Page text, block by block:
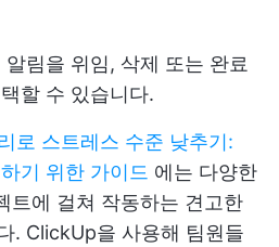
림을 위임, 삭제 또는 완료
할 수 있습니다.
로 스트레스 수준 낮추기:
기 위한 가이드 에는 다양한
트에 걸쳐 작동하는 견고한
. ClickUp을 사용해 팀원들